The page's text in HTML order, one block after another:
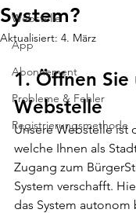
Webstelle
App
Abonnement
Probleme & Fehler
Registrierungsmethode
System?
Aktualisiert: 4. März
1. Öffnen Sie
Webstelle
Unsere Webstelle ist
welche Ihnen als
Zugang zum
System verschafft.
das System autonom